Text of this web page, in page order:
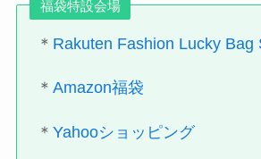
福袋特設会場
＊ Rakuten Fashion Lucky Bag
＊Amazon福袋
＊Yahooショッピング